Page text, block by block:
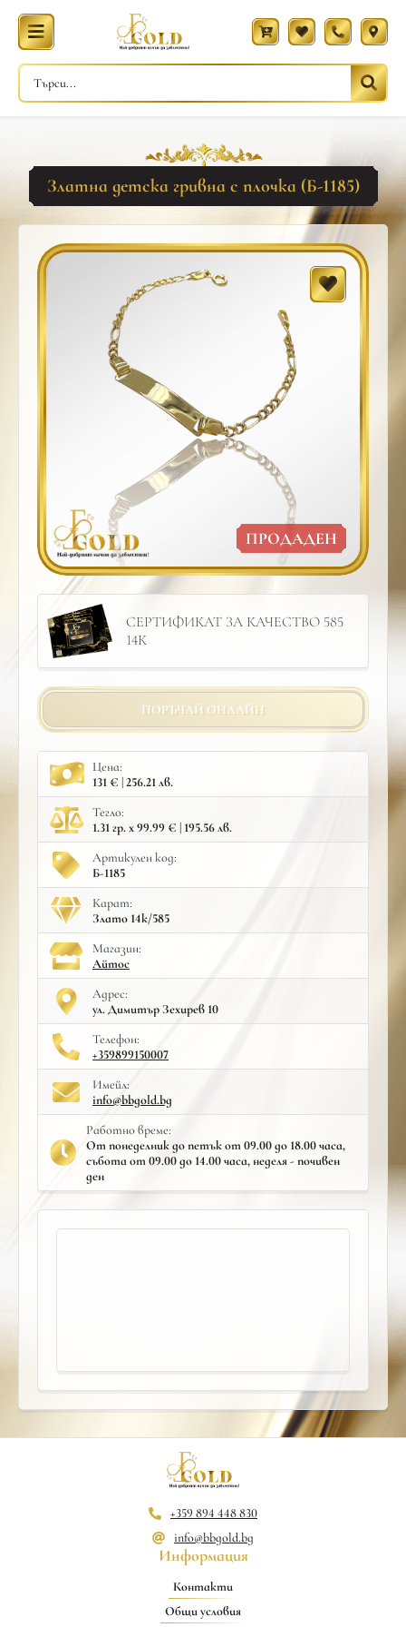
Златна детска гривна с плочка (Б-1185)
ПРОДАДЕН
СЕРТИФИКАТ ЗА КАЧЕСТВО 585
14К
ПОРЪЧАЙ ОНЛАЙН
Цена:
131 € | 256.21 лв.
Тегло:
1.31 гр. x 99.99 € | 195.56 лв.
Артикулен код:
Б-1185
Карат:
Злато 14к/585
Mагазин:
Айтос
Адрес:
ул. Димитър Зехирев 10
Телефон:
+359899150007
Имейл:
info@bbgold.bg
Работно време:
От понеделник до петък от 09.00 до 18.00 часа,
събота от 09.00 до 14.00 часа, неделя - почивен
ден
+359 894 448 830
info@bbgold.bg
Информация
Контакти
Общи условия